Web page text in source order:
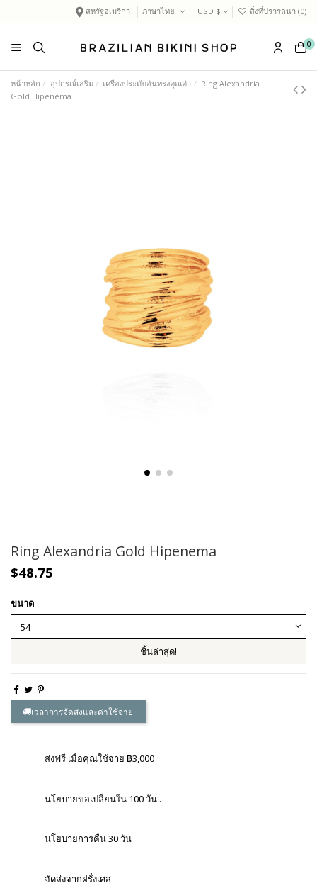
สหรัฐอเมริกา ภาษาไทย USD $ สิ่งที่ปรารถนา (0)
0
หน้าหลัก อุปกรณ์เสริม เครื่องประดับอันทรงคุณค่า
Ring Alexandria
Gold Hipenema
Ring Alexandria Gold Hipenema
$48.75
ขนาด
ชิ้นล่าสุด!
เวลาการจัดส่งและค่าใช้จ่าย
ส่งฟรี เมื่อคุณใช้จ่าย ฿3,000
นโยบายขอเปลี่ยนใน 100 วัน .
นโยบายการคืน 30 วัน
จัดส่งจากฝรั่งเศส